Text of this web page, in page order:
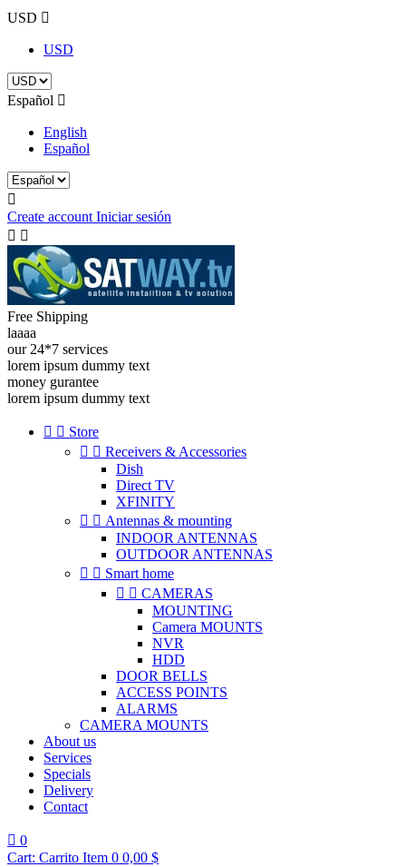
USD 
USD
Español 
English
Español

Create account Iniciar sesión
 
Free Shipping
laaaa
our 24*7 services
lorem ipsum dummy text
money gurantee
lorem ipsum dummy text
  Store
  Receivers & Accessories
Dish
Direct TV
XFINITY
  Antennas & mounting
INDOOR ANTENNAS
OUTDOOR ANTENNAS
  Smart home
  CAMERAS
MOUNTING
Camera MOUNTS
NVR
HDD
DOOR BELLS
ACCESS POINTS
ALARMS
CAMERA MOUNTS
About us
Services
Specials
Delivery
Contact
 0
Cart: Carrito Item 0 0,00 $